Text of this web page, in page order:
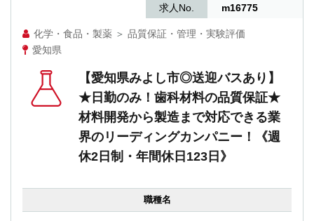
化学・食品・製薬 ＞ 品質保証・管理・実験評価
愛知県
求人No. m16775
【愛知県みよし市◎送迎バスあり】
★日勤のみ！歯科材料の品質保証★
材料開発から製造まで対応できる業
界のリーディングカンパニー！《週
休2日制・年間休日123日》
職種名